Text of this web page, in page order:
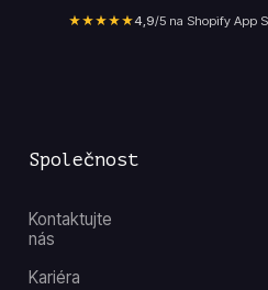
★★★★★4,9/5 na Shopify App
Společnost
Kontaktujte
nás
Kariéra